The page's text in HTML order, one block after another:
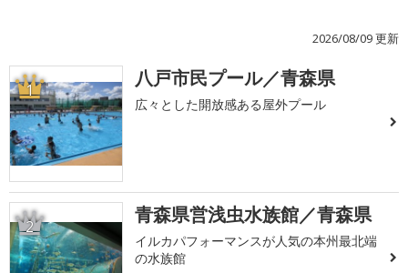
2026/08/09 更新
1 八戸市民プール／青森県
広々とした開放感ある屋外プール
2 青森県営浅虫水族館／青森県
イルカパフォーマンスが人気の本州最北端
の水族館